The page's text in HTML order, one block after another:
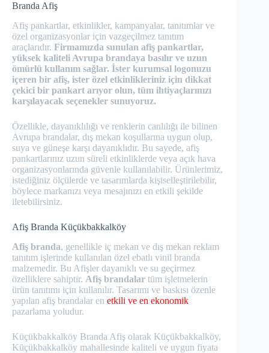
Branda Afiş
Afiş pankartlar, etkinlikler, kampanyalar, tanıtımlar ve
özel organizasyonlar için vazgeçilmez tanıtım
araçlarıdır. Firmamızda sunulan afiş pankartlar,
yüksek kaliteli Avrupa brandaya basılır ve uzun
ömürlü kullanım sağlar. İster kurumsal logonuzu
içeren bir afiş, ister özel etkinlikleriniz için dikkat
çekici bir pankart arıyor olun, tüm ihtiyaçlarınızı
karşılayacak seçenekler sunuyoruz.
Özellikle, dayanıklılığı ve renklerin canlılığı ile bilinen
Avrupa brandalar, dış mekan koşullarına uygun olup,
suya ve güneşe karşı dayanıklıdır. Bu sayede, afiş
pankartlarınız uzun süreli etkinliklerde veya açık hava
organizasyonlarında güvenle kullanılabilir. Ürünlerimiz,
istediğiniz ölçülerde ve tasarımlarda kişiselleştirilebilir,
böylece markanızı veya mesajınızı en etkili şekilde
iletebilirsiniz.
Afiş Branda Küçükbakkalköy
Afiş branda, genellikle iç mekan ve dış mekan reklam
tanıtım işlerinde kullanılan özel ebatlı vinil branda
malzemedir. Bu Afişler dayanıklı ve su geçirmez
özelliklere sahiptir. Afiş brandalar tüm işletmelerin
ürün tanıtımı için kullanılır. Tasarımı ve baskısı özenle
yapılan afiş brandalar en etkili ve en ekonomik
pazarlama yoludur.
Küçükbakkalköy Branda Afiş olarak Küçükbakkalköy,
Küçükbakkalköy mahallesinde kaliteli ve uygun fiyata